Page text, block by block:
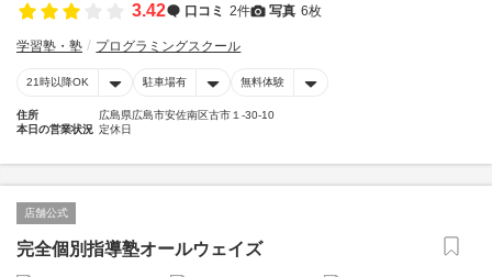
3.42 口コミ 2件 写真 6枚
学習塾・塾 プログラミングスクール
21時以降OK 駐車場有 無料体験
住所
広島県広島市安佐南区古市１-30-10
本日の営業状況 定休日
店舗公式
完全個別指導塾オールウェイズ